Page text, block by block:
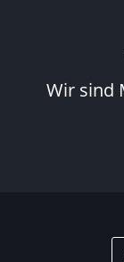
Wir sind